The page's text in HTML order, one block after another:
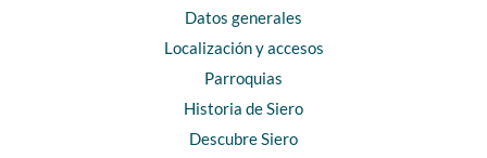
Datos generales
Localización y accesos
Parroquias
Historia de Siero
Descubre Siero